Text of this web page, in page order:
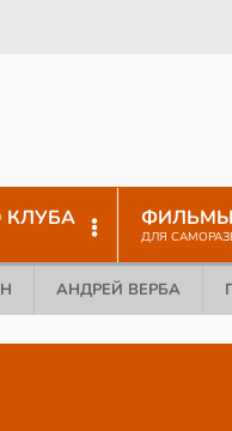
КЛУБА ФИЛЬМЫ
ДЛЯ
АНДРЕЙ ВЕРБА